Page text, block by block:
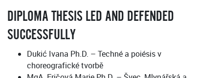
DIPLOMA THESIS LED AND DEFENDED
SUCCESSFULLY
Dukić Ivana Ph.D. – Techné a poiésis v
choreografické tvorbě